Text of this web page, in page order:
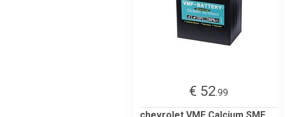
€ 52.99
chevrolet VMF Calcium SMF